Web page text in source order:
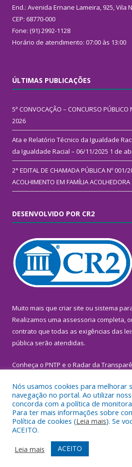
End.: Avenida Ernane Lameira, 925, Vila
CEP: 68770-000
Fone: (91) 2992-1128
Horário de atendimento: 07:00 às 13:00
ÚLTIMAS PUBLICAÇÕES
5ª CONVOCAÇÃO – CONCURSO PÚBLICO
2026
Ata e Relatório Técnico da Igualdade
da Igualdade Racial – 06/11/2025 1 de
2° EDITAL DE CHAMADA PÚBLICA Nº 001/
ACOLHIMENTO EM FAMÍLIA ACOLHEDORA
DESENVOLVIDO POR CR2
Muito mais que criar site ou sistema
Realizamos uma assessoria completa,
contrato que todas as exigências das
pública serão atendidas.
Conheça o PNTP e o Radar da
Todos os direitos reservados a
Inhangapi.
Mapa do Site
Acessar Área
Acessar Webmail
Nós usamos cookies para melhorar
navegação no portal. Ao utilizar
concorda com a política de
Para ter mais informações sobre
Política de cookies (Leia mais). Se
ACEITO.
Leia mais
ACEITO